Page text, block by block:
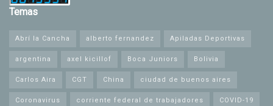
Temas
Abrí la Cancha alberto fernandez Apiladas Deportivas
argentina axel kicillof Boca Juniors Bolivia
Carlos Aira CGT China ciudad de buenos aires
Coronavirus corriente federal de trabajadores COVID-19